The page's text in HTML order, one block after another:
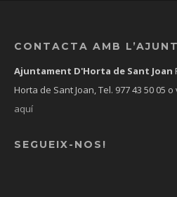
CONTACTA AMB
Ajuntament D'Horta de Sant Joan
Horta de Sant Joan, Tel. 977 43 50 05 o
aquí
SEGUEIX-NOS!